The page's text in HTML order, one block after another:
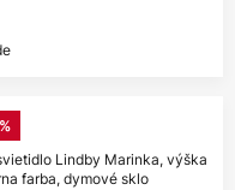
Lindby Marinka, výška
farba, dymové sklo